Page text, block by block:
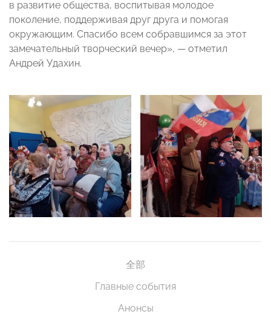
в развитие общества, воспитывая молодое
поколение, поддерживая друг друга и помогая
окружающим. Спасибо всем собравшимся за этот
замечательный творческий вечер», — отметил
Андрей Удахин.
全部
Главные события
Анонсы